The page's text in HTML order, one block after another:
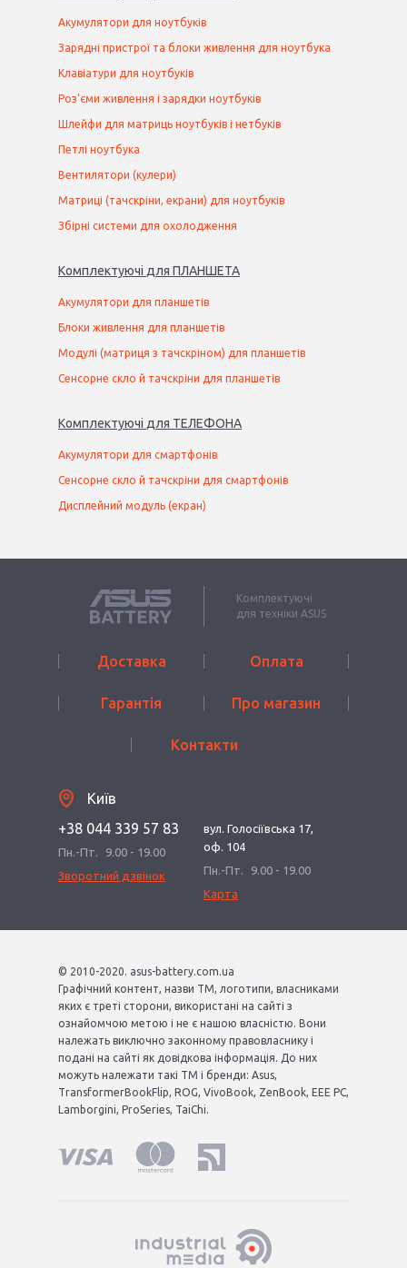
Акумулятори для ноутбуків
Зарядні пристрої та блоки живлення для ноутбука
Клавіатури для ноутбуків
Роз'єми живлення і зарядки ноутбуків
Шлейфи для матриць ноутбуків і нетбуків
Петлі ноутбука
Вентилятори (кулери)
Матриці (тачскріни, екрани) для ноутбуків
Збірні системи для охолодження
Комплектуючі для ПЛАНШЕТА
Акумулятори для планшетів
Блоки живлення для планшетів
Модулі (матриця з тачскріном) для планшетів
Сенсорне скло й тачскріни для планшетів
Комплектуючі для ТЕЛЕФОНА
Акумулятори для смартфонів
Сенсорне скло й тачскріни для смартфонів
Дисплейний модуль (екран)
Комплектуючі
для техніки ASUS
Доставка Оплата
Гарантія Про магазин
Контакти
Київ
+38 044 339 57 83
Пн.-Пт.
9.00 - 19.00
Зворотний дзвінок
вул. Голосіївська 17,
оф. 104
Пн.-Пт.
9.00 - 19.00
Карта
© 2010-2020. asus-battery.com.ua
Графічний контент, назви ТМ, логотипи, власниками
яких є треті сторони, використані на сайті з
ознайомчою метою і не є нашою власністю. Вони
належать виключно законному правовласнику і
подані на сайті як довідкова інформація. До них
можуть належати такі ТМ і бренди: Asus,
TransformerBookFlip, ROG, VivoBook, ZenBook, EEE PC,
Lamborgini, ProSeries, TaiChi.